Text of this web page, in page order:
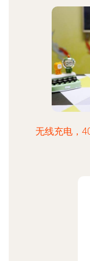
无线充电，